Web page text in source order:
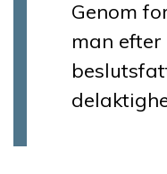
Genom
man